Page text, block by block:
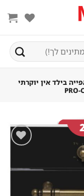
בילד אין יוקרתי
מוצר